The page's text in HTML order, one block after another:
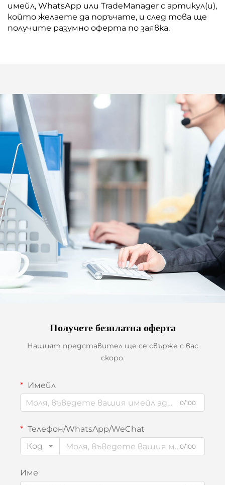
имейл, WhatsApp или TradeManager с артикул(и),
който желаете да поръчате, и след това ще
получите разумно оферта по заявка.
Получете безплатна оферта
Нашият представител ще се свърже с вас
скоро.
Имейл
0/100
Телефон/WhatsApp/WeChat
Код
0/100
Име